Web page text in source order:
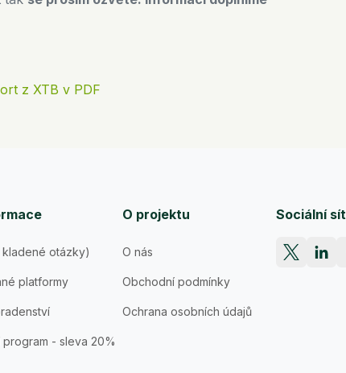
z XTB v PDF
kladené otázky)
platformy
program - sleva 20%
O projektu
O nás
Obchodní podmínky
Ochrana osobních údajů
Sociální